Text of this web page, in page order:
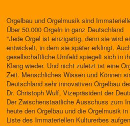
Orgelbau und Orgelmusik sind
Über 50.000 Orgeln in ganz Deutschland
"Jede Orgel ist einzigartig, denn sie wird
entwickelt, in dem sie später erklingt.
gesellschaftliche Umfeld spiegelt sich in
Klang wieder. Und nicht zuletzt ist eine
Zeit. Menschliches Wissen und Können
Deutschland sehr innovativen Orgelbau
Dr. Christoph Wulf, Vizepräsident der
Der Zwischenstaatliche Ausschuss zum
heute den Orgelbau und die Orgelmusik
Liste des Immateriellen Kulturerbes